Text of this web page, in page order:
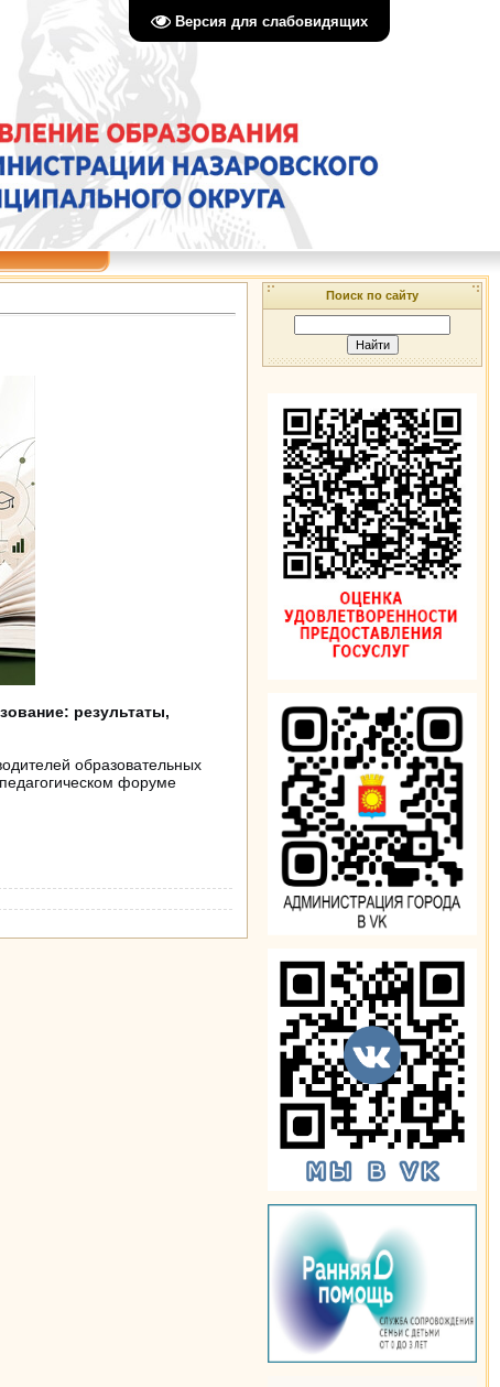
Версия для слабовидящих
результаты,
образовательных
форуме
Поиск по сайту